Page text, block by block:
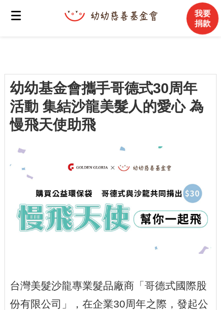
我要
捐款
幼幼基金會攜手哥德式30周年
活動 集結沙龍美髮人的愛心 為
慢飛天使助飛
台灣美髮沙龍專業髮品廠商「哥德式國際股
份有限公司」，在企業30周年之際，發起公